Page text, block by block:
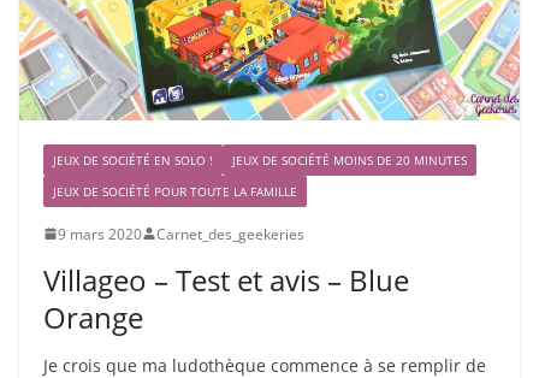
JEUX DE SOCIÉTÉ EN SOLO !
JEUX DE SOCIÉTÉ MOINS DE 20 MINUTES
JEUX DE SOCIÉTÉ POUR TOUTE LA FAMILLE
9 mars 2020 Carnet_des_geekeries
Villageo – Test et avis – Blue
Orange
Je crois que ma ludothèque commence à se remplir de